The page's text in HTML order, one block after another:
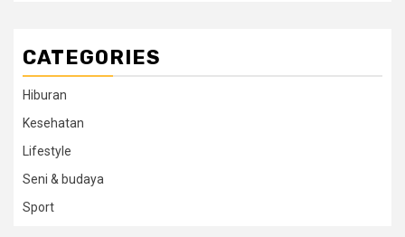
CATEGORIES
Hiburan
Kesehatan
Lifestyle
Seni & budaya
Sport